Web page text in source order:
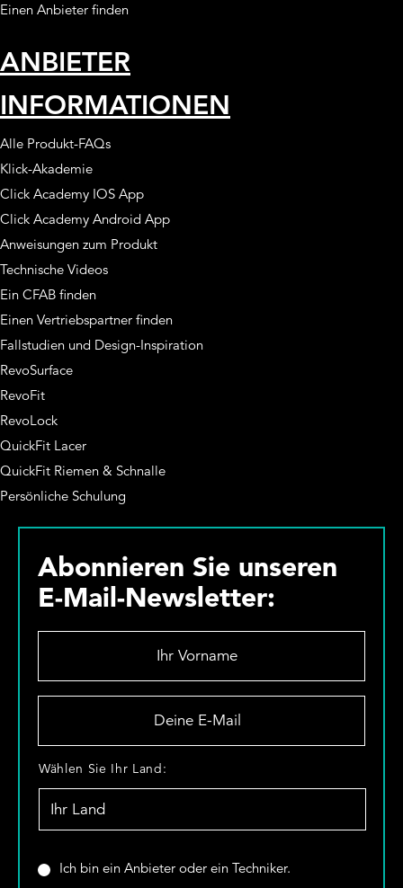
Einen Anbieter finden
ANBIETER
INFORMATIONEN
Alle Produkt-FAQs
Klick-Akademie
Click Academy IOS App
Click Academy Android App
Anweisungen zum Produkt
Technische Videos
Ein CFAB finden
Einen Vertriebspartner finden
Fallstudien und Design-Inspiration
RevoSurface
RevoFit
RevoLock
QuickFit Lacer
QuickFit Riemen & Schnalle
Persönliche Schulung
Abonnieren Sie unseren
E-Mail-Newsletter:
r
V
n
a
i
n
e
a
W
ä
l
n
Wählen Sie Ihr Land:
S
Ich bin ein Anbieter oder ein Techniker.